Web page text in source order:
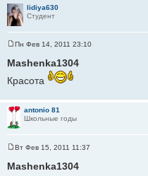
lidiya630
Студент
о
щ
н
и
Пн Фев 14, 2011 23:10
Mashenka1304
Красота
antonio 81
Школьные годы
о
Вт Фев 15, 2011 11:37
Mashenka1304